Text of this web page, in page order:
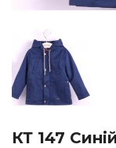
КТ 147